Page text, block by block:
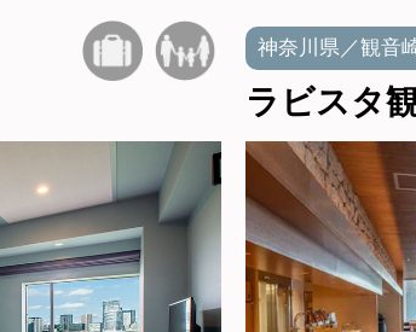
神奈川県／観音
ラビスタ